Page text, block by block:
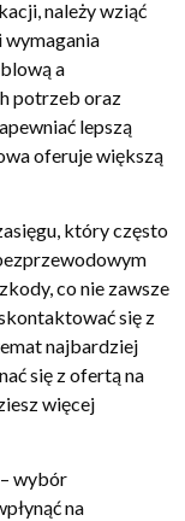
należy wziąć
wymagania
a
potrzeb oraz
lepszą
oferuje większą
który często
co nie zawsze
się z
najbardziej
się z ofertą na
więcej
wybór
na